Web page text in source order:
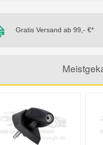
Gratis Versand ab 99,- €*